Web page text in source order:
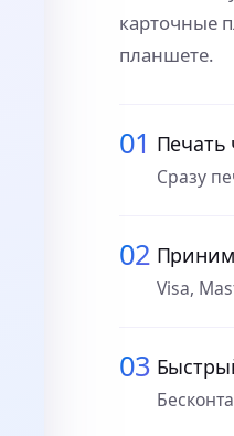
карточные
планшете.
01 Печать
Сразу
02
Visa,
03